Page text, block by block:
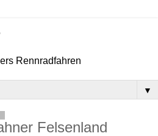
Rennradfahren
▼
Felsenland